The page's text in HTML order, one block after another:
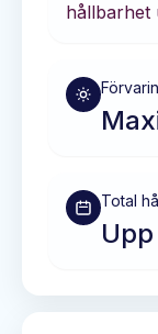
hållbarhet
Total